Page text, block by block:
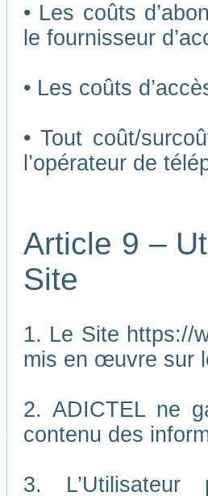
• Les coûts
le fournisseur
• Les coûts
• Tout coût/
l’opérateur de
Article 9 –
Site
1. Le Site https://
mis en œuvre sur
2. ADICTEL ne
contenu des
3.